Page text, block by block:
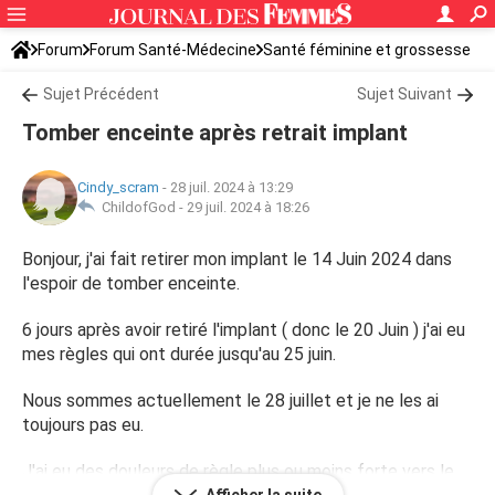
Forum Forum Santé-Médecine Santé féminine et grossesse
Tomber enceinte
Sujet Précédent Sujet Suivant
Tomber enceinte après retrait implant
Cindy_scram - 28 juil. 2024 à 13:29
ChildofGod - 29 juil. 2024 à 18:26
Bonjour, j'ai fait retirer mon implant le 14 Juin 2024 dans
l'espoir de tomber enceinte.
6 jours après avoir retiré l'implant ( donc le 20 Juin ) j'ai eu
mes règles qui ont durée jusqu'au 25 juin.
Nous sommes actuellement le 28 juillet et je ne les ai
toujours pas eu.
J'ai eu des douleurs de règle plus ou moins forte vers le